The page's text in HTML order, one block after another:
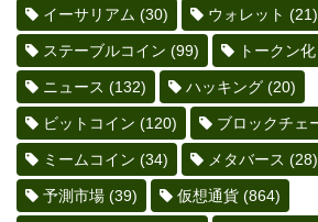
イーサリアム (30) ウォレット (21)
ステーブルコイン (99) トークン化
ニュース (132) ハッキング (20)
ビットコイン (120) ブロックチェ
ミームコイン (34) メタバース (28)
予測市場 (39) 仮想通貨 (864)